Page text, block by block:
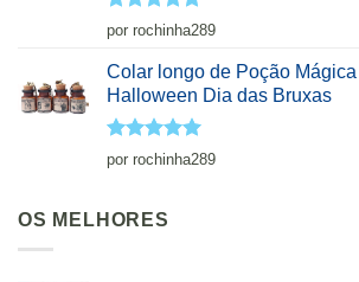
Avaliação5
de 5
por rochinha289
Colar longo de Poção
Halloween Dia das Bruxas
Avaliação5
de 5
por rochinha289
OS MELHORES